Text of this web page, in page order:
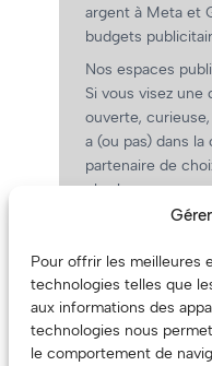
Pour offrir les meilleures
technologies telles que
aux informations des
technologies nous
le comportement de
argent à Meta et
budgets
Nos espaces
Si vous visez une
ouverte, curieuse,
a (ou pas) dans
partenaire de
cher!
On prépare une
(Oui, on va avoir
vous, les artistes!)